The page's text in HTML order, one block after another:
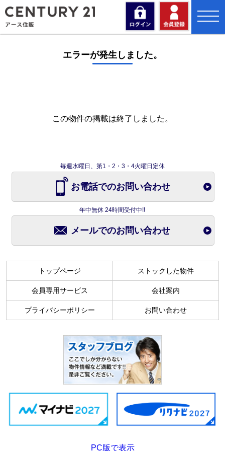
toggle
エラーが発生しました。
この物件の掲載は終了しました。
毎週水曜日、第1・2・3・4火曜日定休
お電話でのお問い合わせ
年中無休 24時間受付中!!
メールでのお問い合わせ
トップページ ストックした物件
会員専用サービス 会社案内
プライバシーポリシー お問い合わせ
PC版で表示